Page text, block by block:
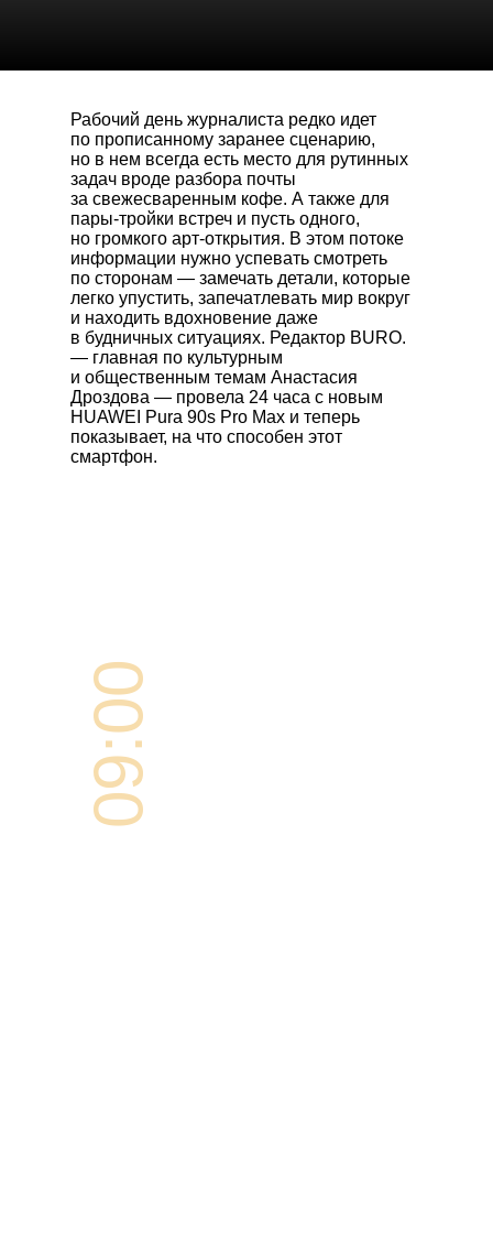
Рабочий день журналиста редко идет
по прописанному заранее сценарию,
но в нем всегда есть место для рутинных
задач вроде разбора почты
за свежесваренным кофе. А также для
пары-тройки встреч и пусть одного,
но громкого арт-открытия. В этом потоке
информации нужно успевать смотреть
по сторонам — замечать детали, которые
легко упустить, запечатлевать мир вокруг
и находить вдохновение даже
в будничных ситуациях. Редактор BURO.
— главная по культурным
и общественным темам Анастасия
Дроздова — провела 24 часа с новым
HUAWEI Pura 90s Pro Max и теперь
показывает, на что способен этот
смартфон.
09:00